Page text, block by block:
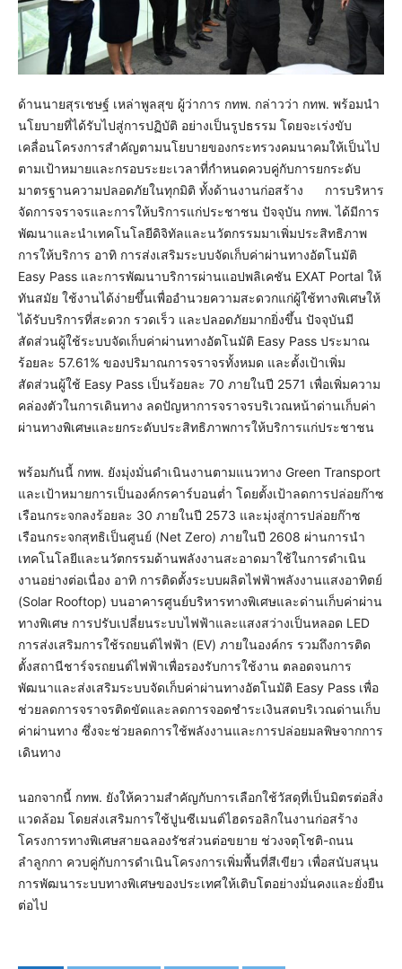
ด้านนายสุรเชษฐ์ เหล่าพูลสุข ผู้ว่าการ กทพ. กล่าวว่า กทพ. พร้อมนำ
นโยบายที่ได้รับไปสู่การปฏิบัติ อย่างเป็นรูปธรรม โดยจะเร่งขับ
เคลื่อนโครงการสำคัญตามนโยบายของกระทรวงคมนาคมให้เป็นไป
ตามเป้าหมายและกรอบระยะเวลาที่กำหนดควบคู่กับการยกระดับ
มาตรฐานความปลอดภัยในทุกมิติ ทั้งด้านงานก่อสร้าง การบริหาร
จัดการจราจรและการให้บริการแก่ประชาชน ปัจจุบัน กทพ. ได้มีการ
พัฒนาและนำเทคโนโลยีดิจิทัลและนวัตกรรมมาเพิ่มประสิทธิภาพ
การให้บริการ อาทิ การส่งเสริมระบบจัดเก็บค่าผ่านทางอัตโนมัติ
Easy Pass และการพัฒนาบริการผ่านแอปพลิเคชัน EXAT Portal ให้
ทันสมัย ใช้งานได้ง่ายขึ้นเพื่ออำนวยความสะดวกแก่ผู้ใช้ทางพิเศษให้
ได้รับบริการที่สะดวก รวดเร็ว และปลอดภัยมากยิ่งขึ้น ปัจจุบันมี
สัดส่วนผู้ใช้ระบบจัดเก็บค่าผ่านทางอัตโนมัติ Easy Pass ประมาณ
ร้อยละ 57.61% ของปริมาณการจราจรทั้งหมด และตั้งเป้าเพิ่ม
สัดส่วนผู้ใช้ Easy Pass เป็นร้อยละ 70 ภายในปี 2571 เพื่อเพิ่มความ
คล่องตัวในการเดินทาง ลดปัญหาการจราจรบริเวณหน้าด่านเก็บค่า
ผ่านทางพิเศษและยกระดับประสิทธิภาพการให้บริการแก่ประชาชน
พร้อมกันนี้ กทพ. ยังมุ่งมั่นดำเนินงานตามแนวทาง Green Transport
และเป้าหมายการเป็นองค์กรคาร์บอนต่ำ โดยตั้งเป้าลดการปล่อยก๊าซ
เรือนกระจกลงร้อยละ 30 ภายในปี 2573 และมุ่งสู่การปล่อยก๊าซ
เรือนกระจกสุทธิเป็นศูนย์ (Net Zero) ภายในปี 2608 ผ่านการนำ
เทคโนโลยีและนวัตกรรมด้านพลังงานสะอาดมาใช้ในการดำเนิน
งานอย่างต่อเนื่อง อาทิ การติดตั้งระบบผลิตไฟฟ้าพลังงานแสงอาทิตย์
(Solar Rooftop) บนอาคารศูนย์บริหารทางพิเศษและด่านเก็บค่าผ่าน
ทางพิเศษ การปรับเปลี่ยนระบบไฟฟ้าและแสงสว่างเป็นหลอด LED
การส่งเสริมการใช้รถยนต์ไฟฟ้า (EV) ภายในองค์กร รวมถึงการติด
ตั้งสถานีชาร์จรถยนต์ไฟฟ้าเพื่อรองรับการใช้งาน ตลอดจนการ
พัฒนาและส่งเสริมระบบจัดเก็บค่าผ่านทางอัตโนมัติ Easy Pass เพื่อ
ช่วยลดการจราจรติดขัดและลดการจอดชำระเงินสดบริเวณด่านเก็บ
ค่าผ่านทาง ซึ่งจะช่วยลดการใช้พลังงานและการปล่อยมลพิษจากการ
เดินทาง
นอกจากนี้ กทพ. ยังให้ความสำคัญกับการเลือกใช้วัสดุที่เป็นมิตรต่อสิ่ง
แวดล้อม โดยส่งเสริมการใช้ปูนซีเมนต์ไฮดรอลิกในงานก่อสร้าง
โครงการทางพิเศษสายฉลองรัชส่วนต่อขยาย ช่วงจตุโชติ-ถนน
ลำลูกกา ควบคู่กับการดำเนินโครงการเพิ่มพื้นที่สีเขียว เพื่อสนับสนุน
การพัฒนาระบบทางพิเศษของประเทศให้เติบโตอย่างมั่นคงและยั่งยืน
ต่อไป